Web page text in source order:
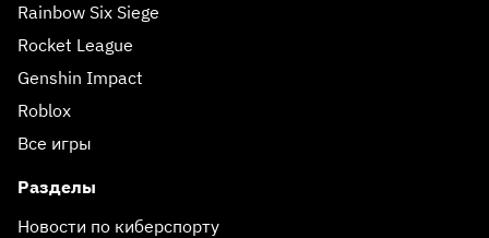
Rainbow Six Siege
Rocket League
Genshin Impact
Roblox
Все игры
Разделы
Новости по киберспорту